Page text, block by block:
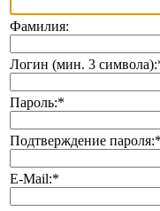
Фамилия:
Логин (мин. 3 символа):
Пароль:*
Подтверждение пароля:*
E-Mail:*